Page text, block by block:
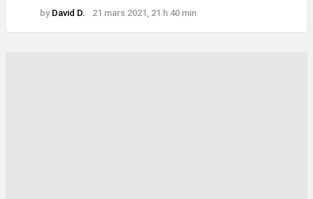
by David D. 21 mars 2021, 21 h 40 min